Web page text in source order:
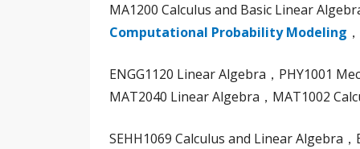
MA1200 Calculus and Basic Linear
Computational Probability Modeling
ENGG1120 Linear Algebra，PHY1001
MAT2040 Linear Algebra，MAT1002
SEHH1069 Calculus and Linear Algebra